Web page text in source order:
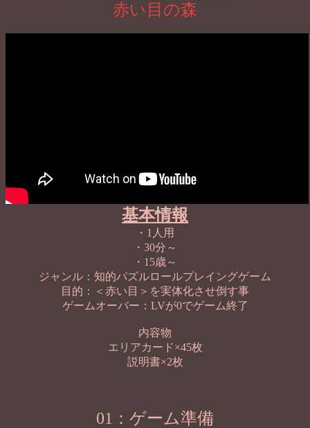
赤い目の森
基本情報
・1人用
・30分～
・15歳～
ジャンル：知的パズルロールプレイングゲーム
目的：＜赤い目＞を実体化させ倒す事
ゲームオーバー：LVが0でゲーム終了
内容物
エリアカード×45枚
説明書×2枚
01：ゲーム準備